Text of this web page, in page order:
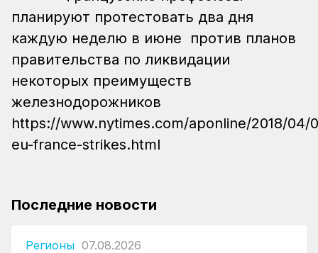
планируют протестовать два дня
каждую неделю в июне против планов
правительства по ликвидации
некоторых преимуществ
железнодорожников
https://www.nytimes.com/aponline/2018/
eu-france-strikes.html
Последние новости
Регионы 07.08.2026